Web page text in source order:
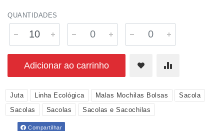
QUANTIDADES
Adicionar ao carrinho
Juta Linha Ecológica Malas Mochilas Bolsas
Sacola
Sacolas
Sacolas Sacolas e Sacochilas
Compartilhar